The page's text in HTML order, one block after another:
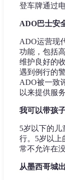
登车牌通过
ADO巴士安
ADO运营现
功能，包括
维护良好的
遇到例行的
ADO被一致
以来提供服务
我可以带孩
5岁以下的儿
行。5岁以上
常不允许在
从墨西哥城